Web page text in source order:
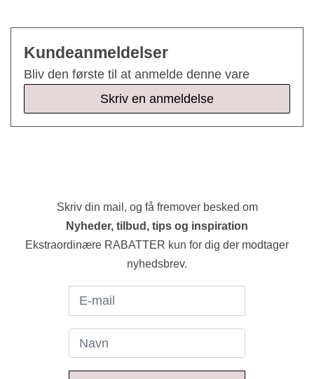
Kundeanmeldelser
Bliv den første til at anmelde denne vare
Skriv en anmeldelse
Skriv din mail, og få fremover besked om
Nyheder, tilbud, tips og inspiration
Ekstraordinære RABATTER kun for dig der modtager
nyhedsbrev.